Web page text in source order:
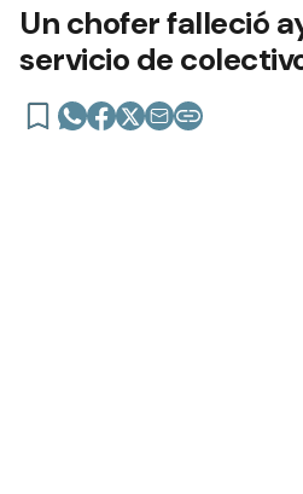
Un chofer falleció
servicio de